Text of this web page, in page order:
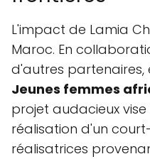
L'impact de Lamia
Maroc. En
d'autres partenaires,
Jeunes femmes
projet audacieux
réalisation d'un
réalisatrices